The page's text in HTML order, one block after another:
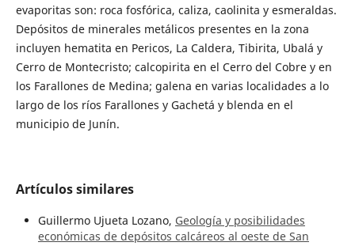
evaporitas son: roca fosfórica, caliza, caolinita y esmeraldas.
Depósitos de minerales metálicos presentes en la zona
incluyen hematita en Pericos, La Caldera, Tibirita, Ubalá y
Cerro de Montecristo; calcopirita en el Cerro del Cobre y en
los Farallones de Medina; galena en varias localidades a lo
largo de los ríos Farallones y Gachetá y blenda en el
municipio de Junín.
Artículos similares
Guillermo Ujueta Lozano, Geología y posibilidades
económicas de depósitos calcáreos al oeste de San